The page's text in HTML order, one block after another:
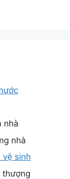
nhà
nhà
vệ sinh
thượng